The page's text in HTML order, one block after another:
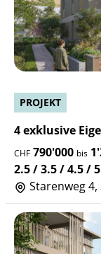
PROJEKT
4 exklusive
CHF 790'000 bis
2.5 / 3.5 / 4.5 /
Starenweg